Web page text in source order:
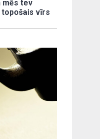
mēs tev
vīrs